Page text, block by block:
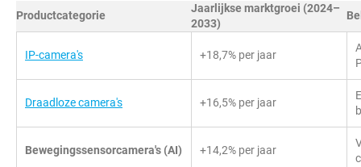
Productcategorie
Jaarlijkse marktgroei (2024–
2033)
IP-camera's +18,7% per jaar
Draadloze camera's +16,5% per jaar
Bewegingssensorcamera's (AI) +14,2% per jaar